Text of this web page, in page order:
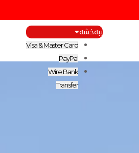
ببەخشە
Visa & Master Card
PayPal
Wire Bank
Transfer